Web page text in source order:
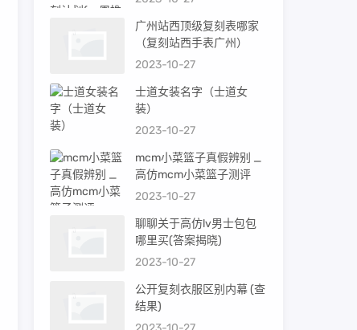
广州站西顶级复刻表哪家
（复刻站西手表广州）
2023-10-27
士道女装名字（士道女
装）
2023-10-27
mcm小菜篮子真假辨别 _
高仿mcm小菜篮子测评
2023-10-27
聊聊关于高仿lv男士包包
哪里买(答案揭晓)
2023-10-27
公开复刻衣服区别内幕 (查
结果)